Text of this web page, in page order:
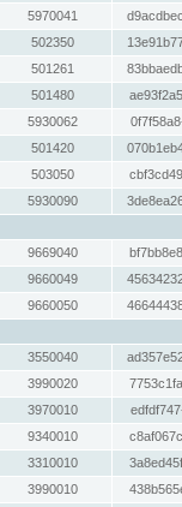
5970041
502350
501261
501480
5930062
501420
503050
5930090
9669040
9660049
9660050
3550040
3990020
3970010
9340010
3310010
3990010